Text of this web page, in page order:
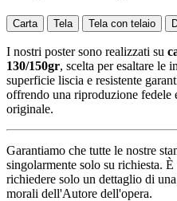
Carta Tela Tela con telaio
I nostri poster sono realizzati su
130/150gr, scelta per esaltare le
superficie liscia e resistente
offrendo una riproduzione fedele
originale.
Garantiamo che tutte le nostre
singolarmente solo su richiesta.
richiedere solo un dettaglio di
morali dell'Autore dell'opera.